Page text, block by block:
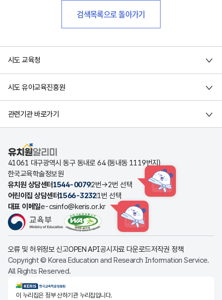
검색목록으로 돌아가기
시도 교육청
시도 유아교육진흥원
관련기관 바로가기
유치원알리미
41061 대구광역시 동구 동내로 64 (동내동 1119번지)
한국교육학술정보원
유치원 상담센터 1544-00792번→2번 선택 HINT
어린이집 상담센터1566-32321번 선택
대표 이메일e-csinfo@keris.or.kr
HINT
오류 및 허위정보 신고OPEN API공시자료 다운로드저작권 정책
Copyright © Korea Education and Research Information Service.
All Rights Reserved.
KERIS한국교육학술정보원
이 누리집은 정부 산하기관 누리집입니다.